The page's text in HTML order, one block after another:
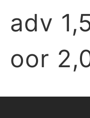
adv
oor